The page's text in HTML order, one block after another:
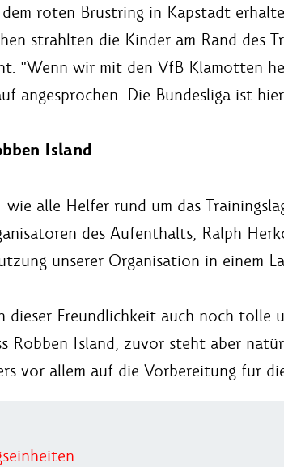
roten Brustring in Kapstadt
strahlten die Kinder am Rand des
"Wenn wir mit den VfB Klamotten
angesprochen. Die Bundesliga ist
Island
wie alle Helfer rund um das
des Aufenthalts, Ralph
unserer Organisation in einem
dieser Freundlichkeit auch noch tolle
Robben Island, zuvor steht aber
vor allem auf die Vorbereitung für